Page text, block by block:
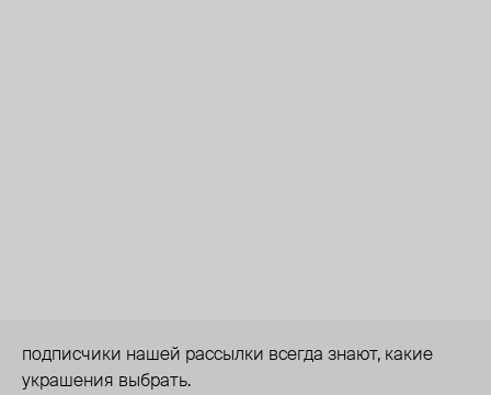
подписчики нашей рассылки всегда знают, какие
украшения выбрать.